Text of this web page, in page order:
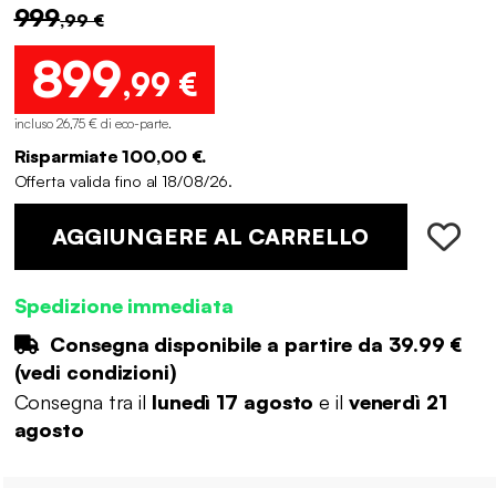
999,99 €
899,99 €
incluso 26,75 € di eco-parte.
Risparmiate 100,00 €.
Offerta valida fino al 18/08/26.
AGGIUNGERE AL CARRELLO
Spedizione immediata
Consegna disponibile a partire da 39.99 €
(vedi condizioni)
Consegna tra il lunedì 17 agosto e il venerdì 21
agosto